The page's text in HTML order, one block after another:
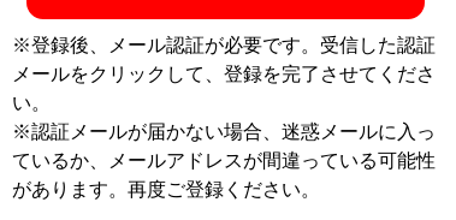
※登録後、メール認証が必要です。受信した認証
メールをクリックして、登録を完了させてくださ
い。
※認証メールが届かない場合、迷惑メールに入っ
ているか、メールアドレスが間違っている可能性
があります。再度ご登録ください。